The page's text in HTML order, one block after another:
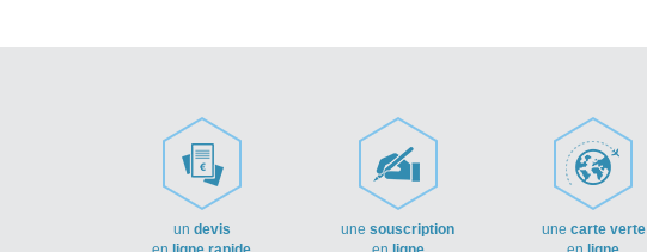
un devis
unesouscription
une carte verte